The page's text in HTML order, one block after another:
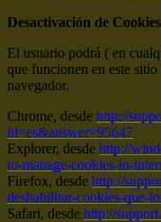
Desactivación de
El usuario podrá ( en
que funcionen en este
navegador.
Chrome, desde http://
hl=es&answer=95647
Explorer, desde http://
to-manage-cookies-in-
Firefox, desde http://
deshabilitar-cookies-que-
Safari, desde http://